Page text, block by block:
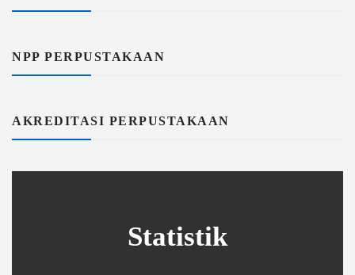
NPP PERPUSTAKAAN
AKREDITASI PERPUSTAKAAN
Statistik